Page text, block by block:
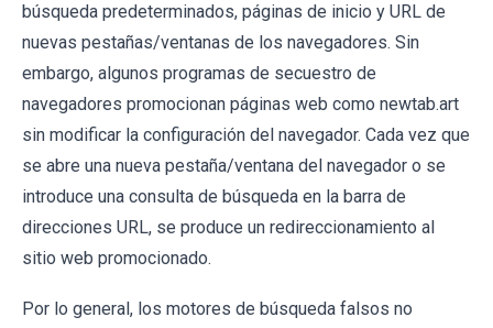
búsqueda predeterminados, páginas de inicio y URL de
nuevas pestañas/ventanas de los navegadores. Sin
embargo, algunos programas de secuestro de
navegadores promocionan páginas web como newtab.art
sin modificar la configuración del navegador. Cada vez que
se abre una nueva pestaña/ventana del navegador o se
introduce una consulta de búsqueda en la barra de
direcciones URL, se produce un redireccionamiento al
sitio web promocionado.
Por lo general, los motores de búsqueda falsos no